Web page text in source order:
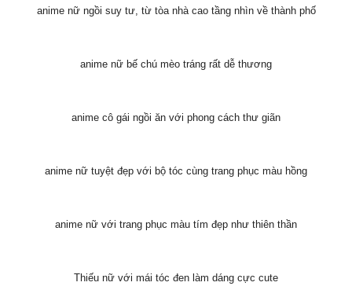
anime nữ ngồi suy tư, từ tòa nhà cao tầng nhìn về thành phố